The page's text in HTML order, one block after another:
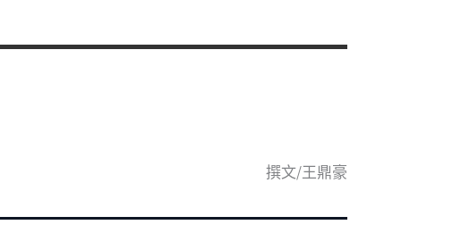
撰文/王鼎豪